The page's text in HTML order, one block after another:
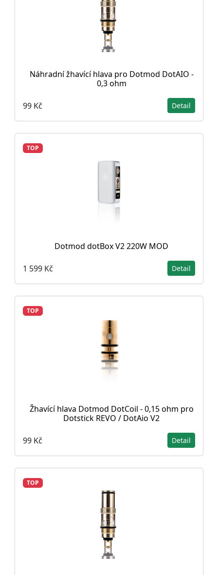
Náhradní žhavící hlava pro Dotmod DotAIO -
0,3 ohm
99 Kč Detail
TOP
Dotmod dotBox V2 220W MOD
1 599 Kč Detail
TOP
Žhavící hlava Dotmod DotCoil - 0,15 ohm pro
Dotstick REVO / DotAio V2
99 Kč Detail
TOP